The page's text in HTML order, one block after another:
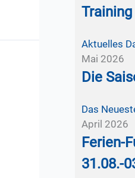
Training
Aktuelles
Mai 2026
Die
Das
April 2026
Ferien-
31.08.-